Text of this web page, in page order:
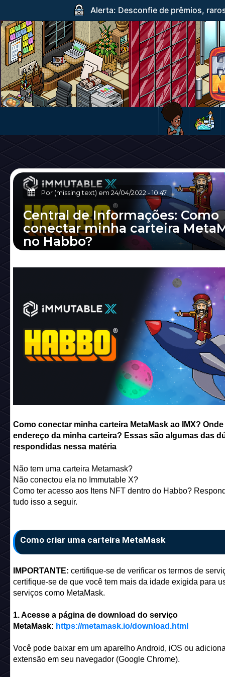
Alerta: Desconfie de prêmios,
Por (missing text) em 24/04/2022 -10:47
Central de Informações: Como
conectar minha carteira
no Habbo?
Onde ver o endereço da minha carteira?
algumas das dúvidas respondidas nessa
Como conectar minha carteira MetaMask ao IMX?
endereço da minha carteira? Essas são algumas das
respondidas nessa matéria
Não tem uma carteira Metamask?
Não conectou ela no Immutable X?
Como ter acesso aos Itens NFT dentro do Habbo?
tudo isso a seguir.
Como criar uma carteira MetaMask
IMPORTANTE: certifique-se de verificar os termos de
certifique-se de que você tem mais da idade exigida para
serviços como MetaMask.
1. Acesse a página de download do serviço
MetaMask: https://metamask.io/download.html
Você pode baixar em um aparelho Android, iOS ou
extensão em seu navegador (Google Chrome).